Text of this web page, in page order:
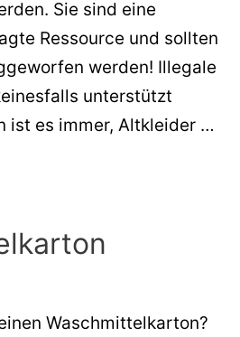
Sie sind eine
Ressource und sollten
werden! Illegale
unterstützt
ist es immer, Altkleider …
Waschmittelkarton?